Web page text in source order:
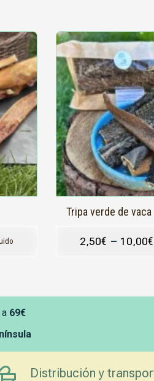
Tripa verde de
2,50€ – 10,00€
Este
producto
tiene
múltiples
variantes.
Las
opciones
se
pueden
elegir
en
la
página
de
producto
69€
Distribución y